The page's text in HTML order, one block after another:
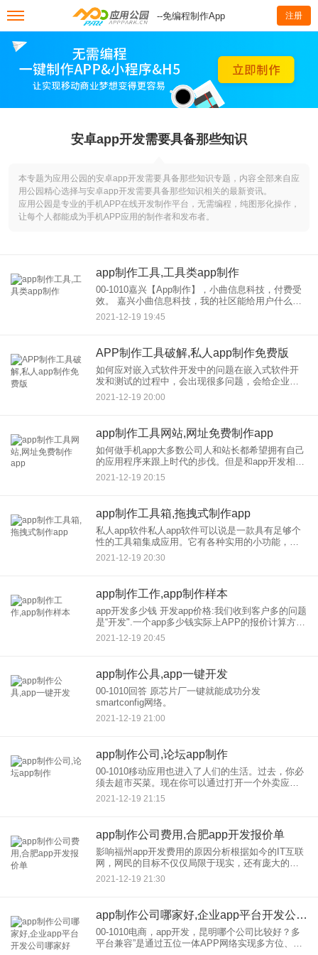
--免编程制作App 注册
安卓app开发需要具备那些知识
本专题为应用公园的安卓app开发需要具备那些知识专题，内容全部来自应
用公园精心选择与安卓app开发需要具备那些知识相关的最新资讯。
应用公园是专业的手机APP在线开发制作平台，无需编程，纯图形化操作，
让每个人都能成为手机APP应用的制作者和发布者。
app制作工具,工具类app制作
00-1010嘉兴【App制作】，小曲信息科技，付费受
效。 嘉兴小曲信息科技，我的社区能给用户什么便
利？比如你为一个英语学习APP建立了一个社区，
希望社区用户可以使用并再次传播。然后你可以建
2021-12-19 19:45
APP制作工具破解,私人app制作免费版
如何应对嵌入式软件开发中的问题在嵌入式软件开
发和测试的过程中，会出现很多问题，会给企业，
造成很大的损失，甚至有些软件问题在运行中很难
发现。 有一种方法可以有效地发现软件缺陷，那就
2021-12-19 20:00
app制作工具网站,网址免费制作app
如何做手机app大多数公司人和站长都希望拥有自己
的应用程序来跟上时代的步伐。但是和app开发相关
的技术是专业的，掌握开发语言不容易对于没有技
术的人来说，如何去制作APP应用？让我介绍一些
2021-12-19 20:15
app制作工具箱,拖拽式制作app
私人app软件私人app软件可以说是一款具有足够个
性的工具箱集成应用。它有各种实用的小功能，你
也可以用它来制作出很多只属于你的个人私人应
用。非常是不可或缺的工具！ 私人应用软件介绍 利
2021-12-19 20:30
app制作工作,app制作样本
app开发多少钱 开发app价格:我们收到客户多的问题
是“开发".一个app多少钱实际上APP的报价计算方式
是人力周期。 开发的一个应用项目包括：ios、安卓
和一般管理背景。有些项目需要多终端使用
2021-12-19 20:45
app制作公具,app一键开发
00-1010回答 原芯片厂一键就能成功分发
smartconfig网络。
2021-12-19 21:00
app制作公司,论坛app制作
00-1010移动应用也进入了人们的生活。过去，你必
须去超市买菜。现在你可以通过打开一个外卖应用
程序来吃你想要的食物。以前上课去学校机构，现
在可以打开一个在线教育app，实现视频直播教学。
2021-12-19 21:15
app制作公司费用,合肥app开发报价单
影响福州app开发费用的原因分析根据如今的IT互联
网，网民的目标不仅仅局限于现实，还有庞大的用
户群体督促互联网在公司应用服务行业的互联网化
转型已经成为一种趋势，福州的企业已经在制作启
2021-12-19 21:30
app制作公司哪家好,企业app平台开发公司哪家好
00-1010电商，app开发，昆明哪个公司比较好？多
平台兼容”是通过五位一体APP网络实现多方位、多